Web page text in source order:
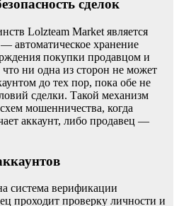
сделок
Lolzteam Market является
автоматическое хранение
покупки продавцом и
что ни одна из сторон не может
до тех пор, пока обе не
сделки. Такой механизм
мошенничества, когда
аккаунт, либо продавец —
система верификации
проходит проверку личности и